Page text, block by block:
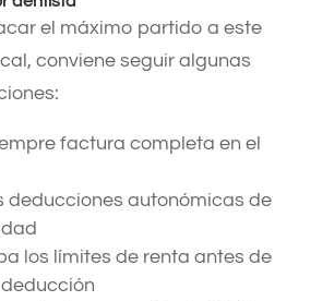
el máximo partido a este
conviene seguir algunas
factura completa en el
deducciones autonómicas de
los límites de renta antes de